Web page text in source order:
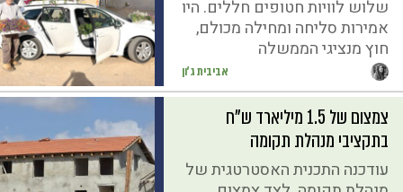
אביבית ג'ון
שלוש לוויות חטופים חללים. היו
אמירות סליחה ומחילה מכולם,
חוץ מנציגי הממשלה
צמצום של 1.5 מיליארד ש"ח
בתקציבי מנהלת תקומה
עודכנה התכנית האסטרטגית של